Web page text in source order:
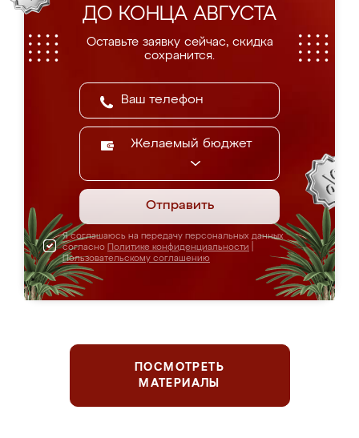
ДО КОНЦА АВГУСТА
Оставьте заявку сейчас, скидка
сохранится.
Желаемый бюджет
Отправить
Я соглашаюсь на передачу персональных данных
согласно Политике конфиденциальности
Пользовательскому соглашению
ПОСМОТРЕТЬ
МАТЕРИАЛЫ